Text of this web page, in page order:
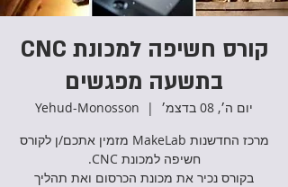
קורס חשיפה למכונת CNC
בתשעה מפגשים
יום ה׳, 08 בדצמ׳
  |
Yehud-Monosson
מרכז החדשנות MakeLab מזמין אתכם/ן לקורס
בקורס נכיר את מכונת הכרסום ואת תהליך